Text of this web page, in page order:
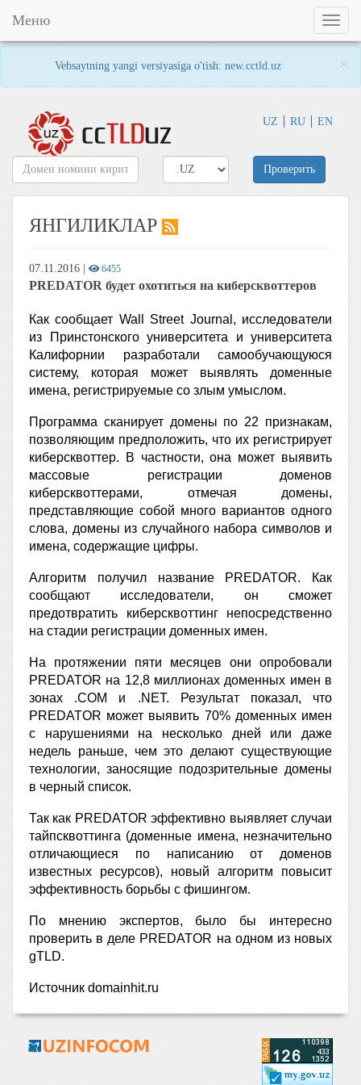
Vebsaytning yangi versiyasiga o'tish: new.cctld.uz ×
UZ RU EN
Toggle
Меню
Проверить
ЯНГИЛИКЛАР
07.11.2016 6455
PREDATOR будет охотиться на киберсквоттеров
Как сообщает Wall Street Journal, исследователи
из Принстонского университета и университета
Калифорнии разработали самообучающуюся
систему, которая может выявлять доменные
имена, регистрируемые со злым умыслом.
Программа сканирует домены по 22 признакам,
позволяющим предположить, что их регистрирует
киберсквоттер. В частности, она может выявить
массовые регистрации доменов
киберсквоттерами, отмечая домены,
представляющие собой много вариантов одного
слова, домены из случайного набора символов и
имена, содержащие цифры.
Алгоритм получил название PREDATOR. Как
сообщают исследователи, он сможет
предотвратить киберсквоттинг непосредственно
на стадии регистрации доменных имен.
На протяжении пяти месяцев они опробовали
PREDATOR на 12,8 миллионах доменных имен в
зонах .СОМ и .NET. Результат показал, что
PREDATOR может выявить 70% доменных имен
с нарушениями на несколько дней или даже
недель раньше, чем это делают существующие
технологии, заносящие подозрительные домены
в черный список.
Так как PREDATOR эффективно выявляет случаи
тайпсквоттинга (доменные имена, незначительно
отличающиеся по написанию от доменов
известных ресурсов), новый алгоритм повысит
эффективность борьбы с фишингом.
По мнению экспертов, было бы интересно
проверить в деле PREDATOR на одном из новых
gTLD.
Источник domainhit.ru